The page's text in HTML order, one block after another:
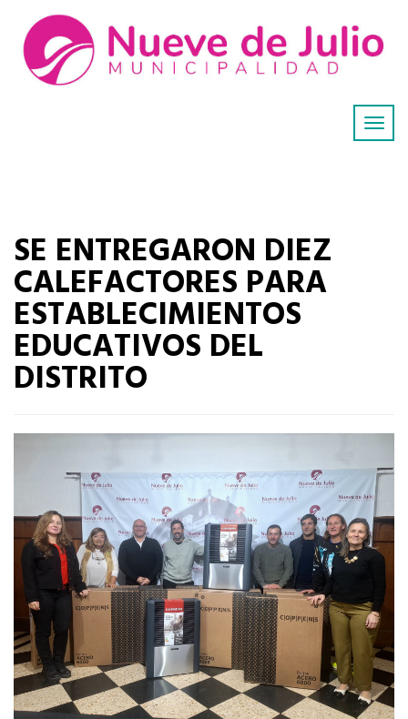
SE ENTREGARON DIEZ
CALEFACTORES PARA
ESTABLECIMIENTOS
EDUCATIVOS DEL
DISTRITO